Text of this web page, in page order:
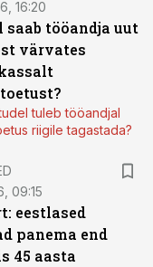
16:20
tööandja uut
värvates
tuleb tööandjal
riigile tagastada?
09:15
eestlased
panema end
45 aasta